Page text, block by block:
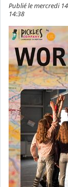
Publié le mercredi
14:38